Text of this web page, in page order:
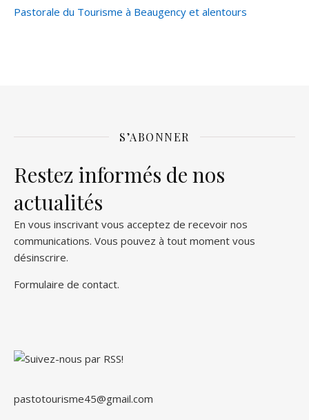
Pastorale du Tourisme à Beaugency et alentours
S’ABONNER
Restez informés de nos
actualités
En vous inscrivant vous acceptez de recevoir nos
communications. Vous pouvez à tout moment vous
désinscrire.
Formulaire de contact.
pastotourisme45@gmail.com